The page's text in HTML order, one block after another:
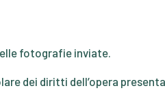
fotografie inviate.
dei diritti dell’opera